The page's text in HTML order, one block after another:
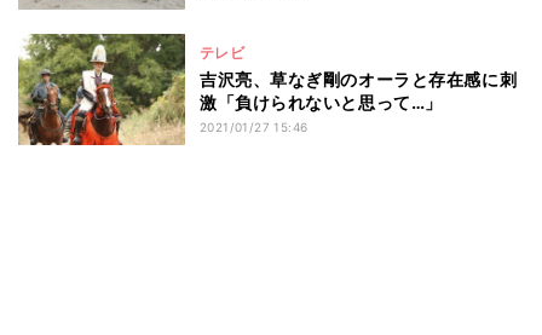
テレビ
吉沢亮、草なぎ剛のオーラと存在感に刺
激「負けられないと思って…」
2021/01/27 15:46